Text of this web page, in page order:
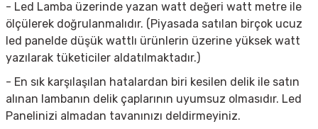
- Led Lamba üzerinde yazan watt değeri watt metre ile
ölçülerek doğrulanmalıdır. (Piyasada satılan birçok ucuz
led panelde düşük wattlı ürünlerin üzerine yüksek watt
yazılarak tüketiciler aldatılmaktadır.)
- En sık karşılaşılan hatalardan biri kesilen delik ile satın
alınan lambanın delik çaplarının uyumsuz olmasıdır. Led
Panelinizi almadan tavanınızı deldirmeyiniz.